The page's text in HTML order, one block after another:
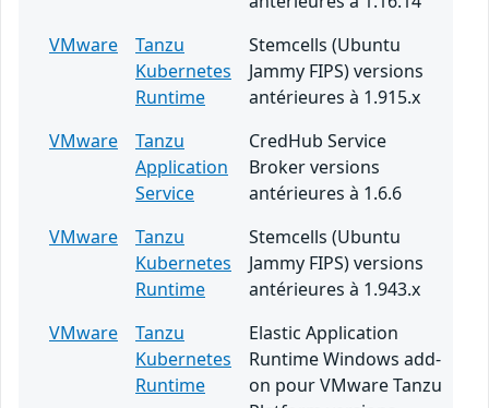
VMware
Tanzu
Kubernetes
Runtime
Stemcells (Ubuntu
Jammy FIPS) versions
antérieures à 1.915.x
VMware
Tanzu
Application
Service
CredHub Service
Broker versions
antérieures à 1.6.6
VMware
Tanzu
Kubernetes
Runtime
Stemcells (Ubuntu
Jammy FIPS) versions
antérieures à 1.943.x
VMware
Tanzu
Kubernetes
Runtime
Elastic Application
Runtime Windows add-
on pour VMware Tanzu